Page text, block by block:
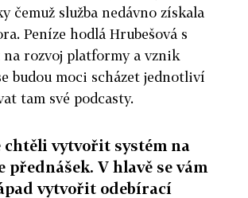
čemuž služba nedávno získala
Peníze hodlá Hrubešová s
rozvoj platformy a vznik
budou moci scházet jednotliví
tam své podcasty.
chtěli vytvořit systém na
přednášek. V hlavě se vám
vytvořit odebírací